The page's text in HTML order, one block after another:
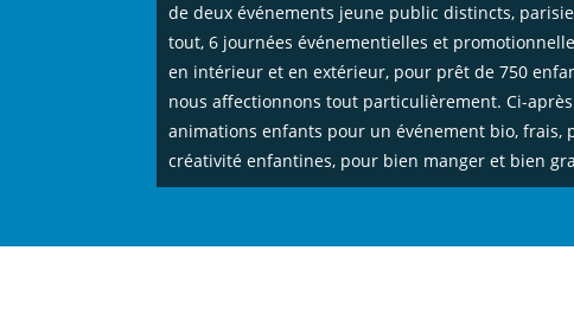
de deux événements jeune public distincts,
tout, 6 journées événementielles et
en intérieur et en extérieur, pour prêt de 750
nous affectionnons tout particulièrement. Ci-
animations enfants pour un événement bio, frais,
créativité enfantines, pour bien manger et bien